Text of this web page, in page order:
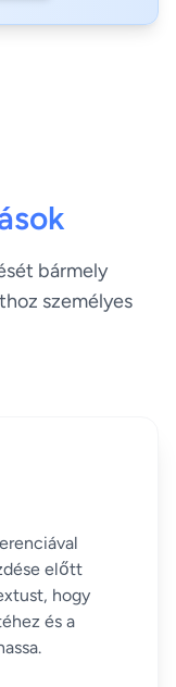
bármely
személyes
előtt
hogy
és a